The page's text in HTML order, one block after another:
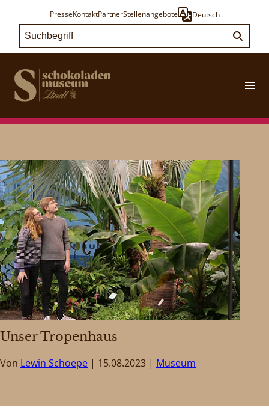
PresseKontaktPartnerStellenangebote Deutsch
Unser Tropenhaus
Von Lewin Schoepe 15.08.2023 Museum